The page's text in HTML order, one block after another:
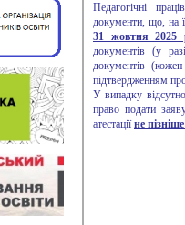
Педагогічні
документи, що, на
31 жовтня 2025
документів (у
документів
підтвердженням
У випадку
право подати
атестаціїне